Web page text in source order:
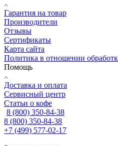
Гарантия на товар
Производители
Отзывы
Сертификаты
Карта сайта
Политика в отношении
Помощь
Доставка и оплата
Сервисный центр
Статьи о кофе
8 (800) 350-84-38
8 (800) 350-84-38
+7 (499) 577-02-17